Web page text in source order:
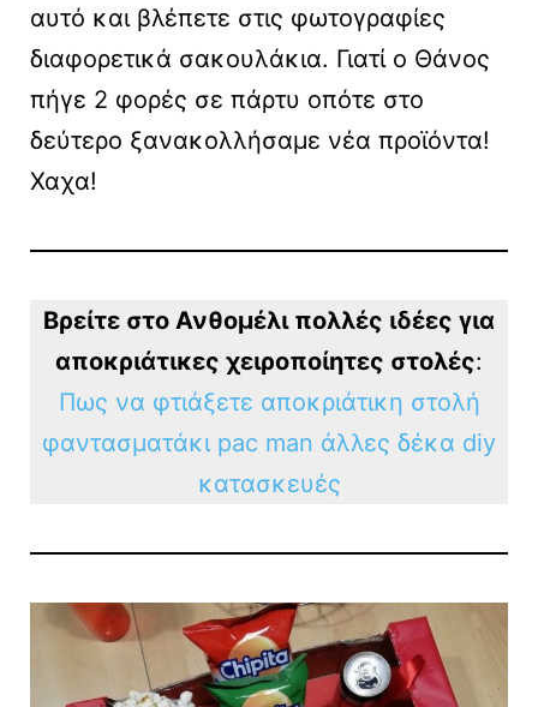
αυτό και βλέπετε στις φωτογραφίες
διαφορετικά σακουλάκια. Γιατί ο Θάνος
πήγε 2 φορές σε πάρτυ οπότε στο
δεύτερο ξανακολλήσαμε νέα προϊόντα!
Χαχα!
Βρείτε στο Ανθομέλι πολλές ιδέες για
αποκριάτικες χειροποίητες στολές:
Πως να φτιάξετε αποκριάτικη στολή
φαντασματάκι pac man άλλες δέκα diy
κατασκευές